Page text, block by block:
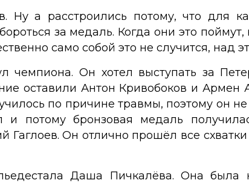
а расстроились потому, что для
за медаль. Когда они это поймут,
само собой это не случится, над
чемпиона. Он хотел выступать за
оставили Антон Кривобоков и
по причине травмы, поэтому он
и потому бронзовая медаль
Он отлично прошёл все схватки
Даша Пичкалёва. Она была